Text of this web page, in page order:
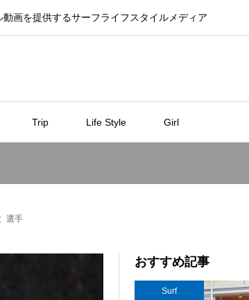
画を提供するサーフライフスタイルメディア
Trip Life Style Girl
選手
おすすめ記事
Surf